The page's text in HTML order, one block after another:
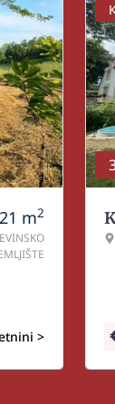
m2
>